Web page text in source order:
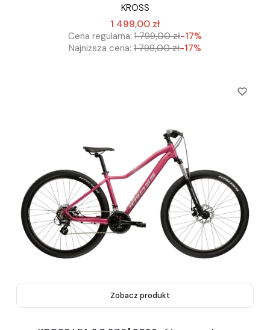
KROSS
1 499,00 zł
Cena regularna: 1 799,00 zł-17%
Najniższa cena: 1 799,00 zł-17%
Zobacz produkt